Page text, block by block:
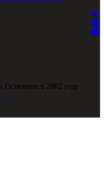
Основано в 2002 году